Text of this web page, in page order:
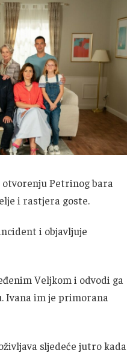
otvorenju Petrinog bara
i rastjera goste.
i objavljuje
Veljkom i odvodi ga
Ivana im je primorana
sljedeće jutro kada